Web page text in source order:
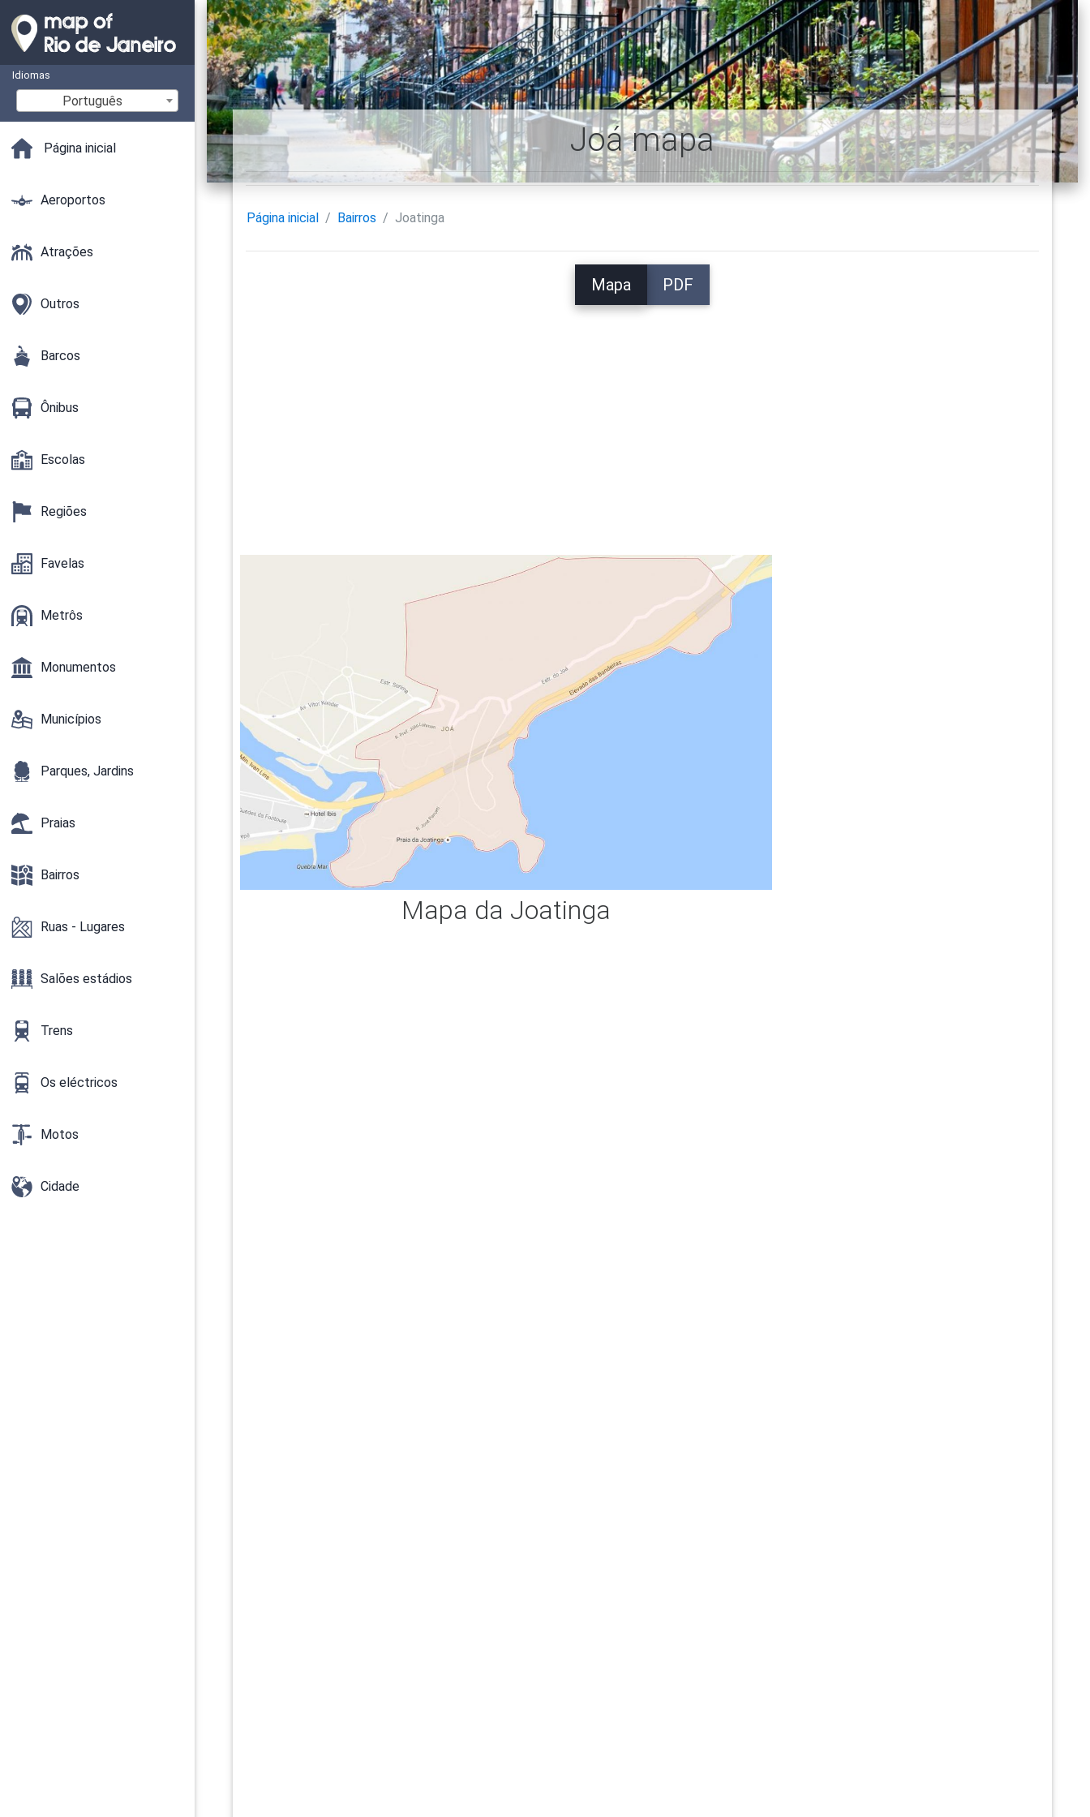
Idiomas
Português
Página inicial
Aeroportos
Atrações
Outros
Barcos
Ônibus
Escolas
Regiões
Favelas
Metrôs
Monumentos
Municípios
Parques, Jardins
Praias
Bairros
Ruas - Lugares
Salões estádios
Trens
Os eléctricos
Motos
Cidade
Joá mapa
Página inicial Bairros Joatinga
Mapa PDF
Mapa da Joatinga